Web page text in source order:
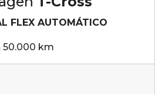
FLEX AUTOMÁTICO
50.000 km